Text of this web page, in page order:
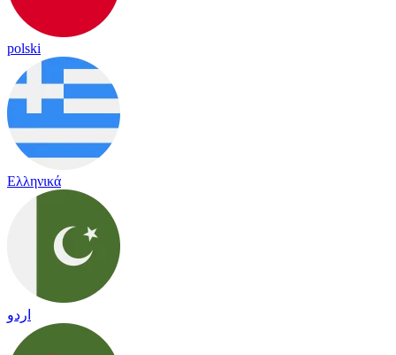
polski
Ελληνικά
اردو